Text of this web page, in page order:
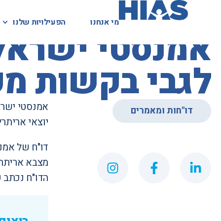
מי אנחנו הפעילויות שלנו מי אנחנו הפעילויות שלנו המאגר המשפטי
אמנסטי
לגבי בקשות
דו"חות ומאמרים
אמנסטי
יוצאי
דו"ח של
מצבא
הדו"ח נכתב